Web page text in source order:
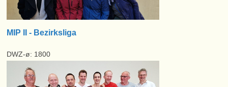
MIP II - Bezirksliga
DWZ-ø: 1800